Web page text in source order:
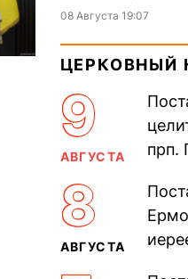
08 Августа 19:07
ЦЕРКОВНЫЙ
9
АВГУСТА
прп.
8
АВГУСТА